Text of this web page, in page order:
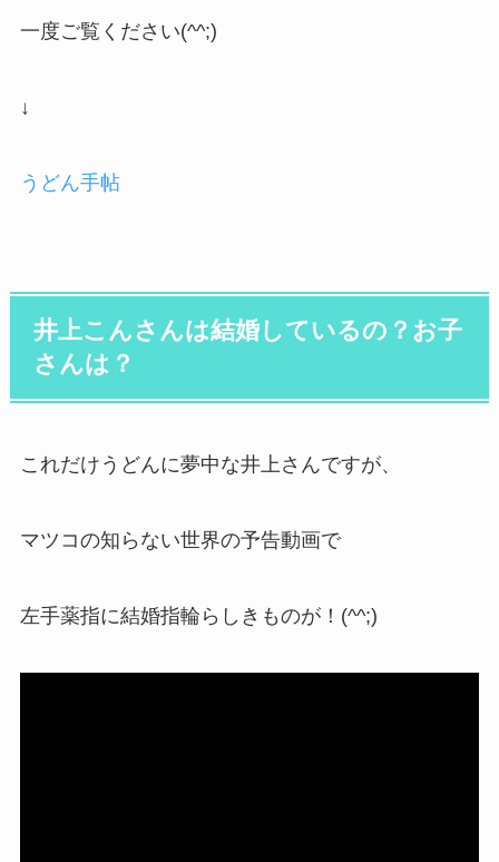
一度ご覧ください(^^;)
↓
うどん手帖
井上こんさんは結婚しているの？お子
さんは？
これだけうどんに夢中な井上さんですが、
マツコの知らない世界の予告動画で
左手薬指に結婚指輪らしきものが！(^^;)